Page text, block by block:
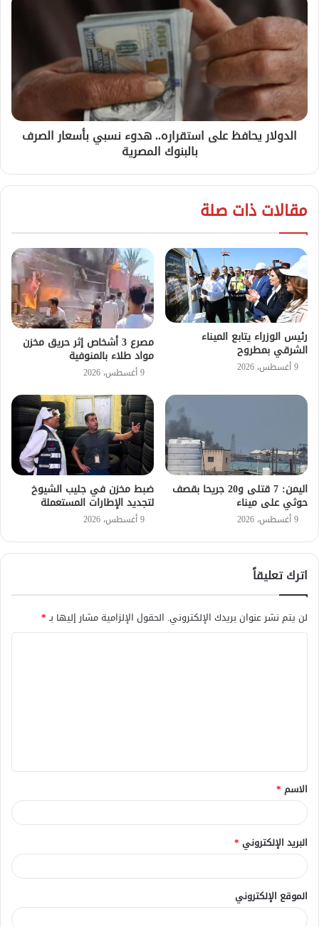
الدولار يحافظ على استقراره.. هدوء نسبي بأسعار الصرف
بالبنوك المصرية
مقالات ذات صلة
رئيس الوزراء يتابع الميناء
الشرقي بمطروح
9 أغسطس، 2026
مصرع 3 أشخاص إثر حريق مخزن
مواد طلاء بالمنوفية
9 أغسطس، 2026
اليمن: 7 قتلى و20 جريحا بقصف
حوثي على ميناء
9 أغسطس، 2026
ضبط مخزن في جليب الشيوخ
لتجديد الإطارات المستعملة
9 أغسطس، 2026
اترك تعليقاً
لن يتم نشر عنوان بريدك الإلكتروني. الحقول الإلزامية مشار إليها بـ*
ق
*
الاسم *
البريد الإلكتروني *
الموقع الإلكتروني